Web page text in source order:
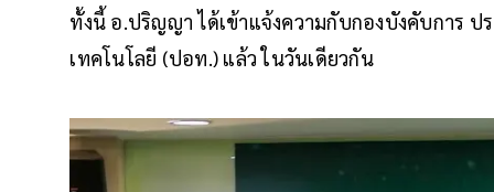
ทั้งนี้ อ.ปริญญา ได้เข้าแจ้งความกับกองบังคับการ
เทคโนโลยี (ปอท.) แล้ว ในวันเดียวกัน